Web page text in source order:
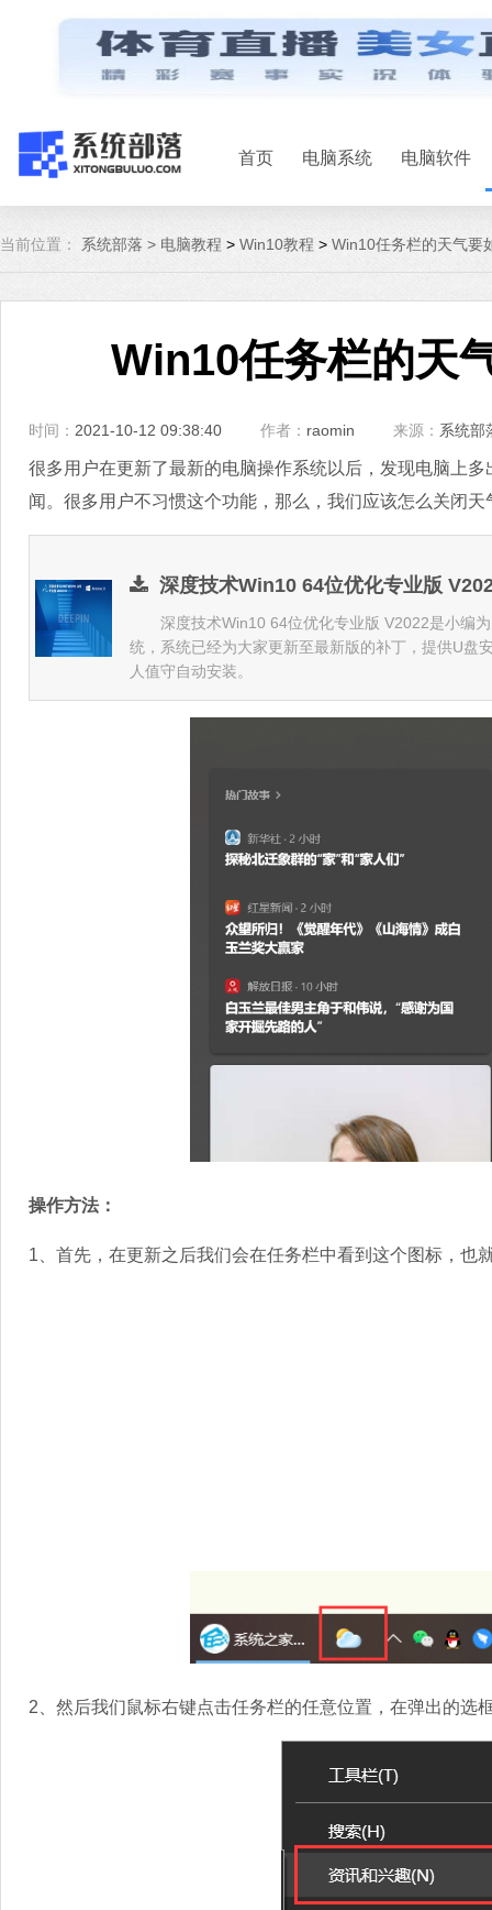
首页 电脑系统 电脑软件
当前位置： 系统部落 > 电脑教程 > Win10教程 > Win10任务栏的天气要
Win10任务栏的天
时间： 2021-10-12 09:38:40 作者： raomin 来源： 系统部
很多用户在更新了最新的电脑操作系统以后，发现电脑上
闻。很多用户不习惯这个功能，那么，我们应该怎么关闭
深度技术Win10 64位优化专业版
深度技术Win10 64位优化专业版 V2022是小编为
统，系统已经为大家更新至最新版的补丁，提供U盘
人值守自动安装。
操作方法：
1、首先，在更新之后我们会在任务栏中看到这个图标，也
2、然后我们鼠标右键点击任务栏的任意位置，在弹出的选